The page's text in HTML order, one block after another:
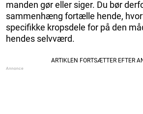
manden gør eller siger. Du bør
sammenhæng fortælle hende,
specifikke kropsdele for på den
hendes selvværd.